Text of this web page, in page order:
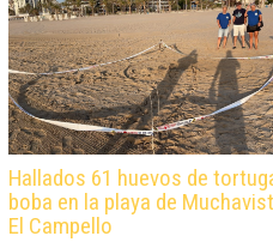
Hallados 61 huevos de
boba en la playa de
El Campello